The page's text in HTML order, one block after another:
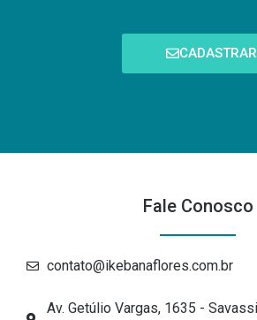
CADASTRAR
Fale Conosco
contato@ikebanaflores.com.br
Av. Getúlio Vargas, 1635 -